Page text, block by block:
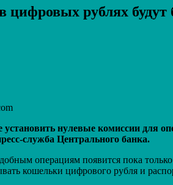
рублях будут
нулевые комиссии для
служба Центрального банка.
операциям появится пока только
кошельки цифрового рубля и